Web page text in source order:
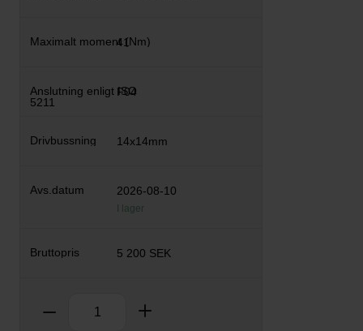
41
F04
14x14mm
2026-08-10
I lager
5 200 SEK
Ta bort